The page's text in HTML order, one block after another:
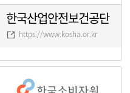
한국산업안전보건공단
https://www.kosha.or.kr